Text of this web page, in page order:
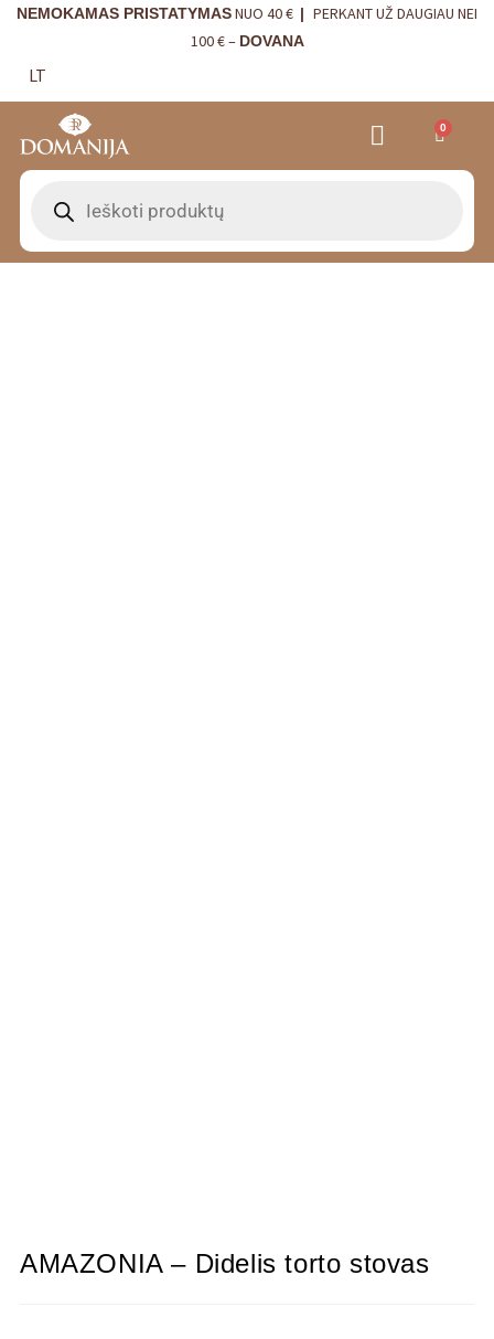
NEMOKAMAS PRISTATYMASNUO 40 € | PERKANT UŽ DAUGIAU NEI
100 € – DOVANA
LT
0
AMAZONIA – Didelis torto stovas